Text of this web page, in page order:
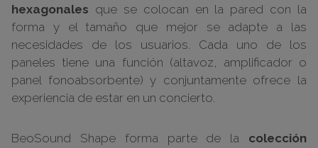
hexagonales que se colocan en la pared con la
forma y el tamaño que mejor se adapte a las
necesidades de los usuarios. Cada uno de los
paneles tiene una función (altavoz, amplificador o
panel fonoabsorbente) y conjuntamente ofrece la
experiencia de estar en un concierto.
BeoSound Shape forma parte de la colección